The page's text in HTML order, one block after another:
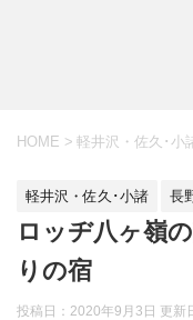
HOME > 軽井沢・佐久･小
軽井沢・佐久･小諸 長
ロッヂ八ヶ嶺
りの宿
投稿日：2020年9月3日 更新